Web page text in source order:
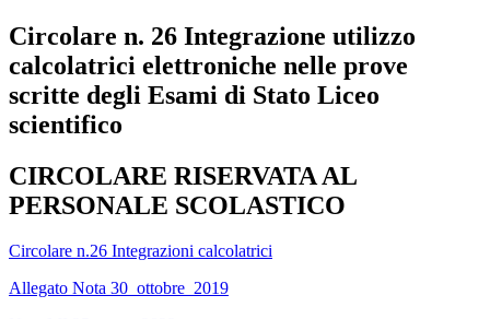
Circolare n. 26 Integrazione utilizzo
calcolatrici elettroniche nelle prove
scritte degli Esami di Stato Liceo
scientifico
CIRCOLARE RISERVATA AL
PERSONALE SCOLASTICO
Circolare n.26 Integrazioni calcolatrici
Allegato Nota 30_ottobre_2019